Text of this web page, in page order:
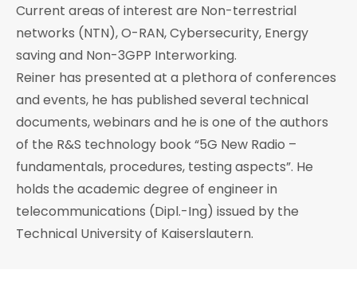
Current areas of interest are Non-terrestrial
networks (NTN), O-RAN, Cybersecurity, Energy
saving and Non-3GPP Interworking.
Reiner has presented at a plethora of conferences
and events, he has published several technical
documents, webinars and he is one of the authors
of the R&S technology book “5G New Radio –
fundamentals, procedures, testing aspects”. He
holds the academic degree of engineer in
telecommunications (Dipl.-Ing) issued by the
Technical University of Kaiserslautern.